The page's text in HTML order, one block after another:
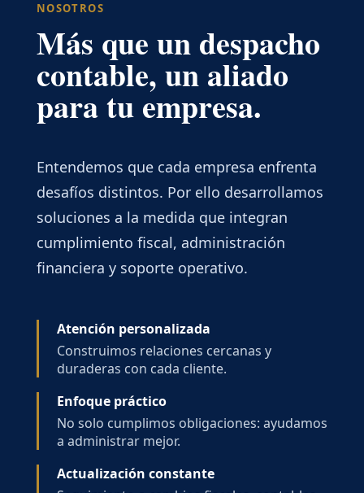
NOSOTROS
Más que un despacho
contable, un aliado
para tu empresa.
Entendemos que cada empresa enfrenta
desafíos distintos. Por ello desarrollamos
soluciones a la medida que integran
cumplimiento fiscal, administración
financiera y soporte operativo.
Atención personalizada
Construimos relaciones cercanas y
duraderas con cada cliente.
Enfoque práctico
No solo cumplimos obligaciones: ayudamos
a administrar mejor.
Actualización constante